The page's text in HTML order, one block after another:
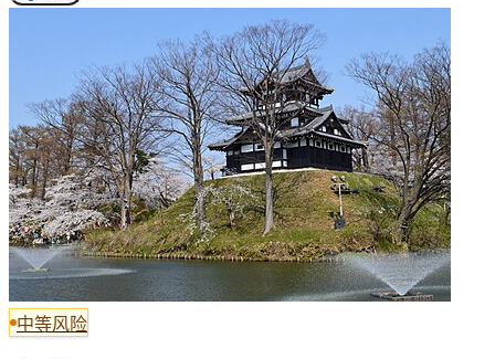
中等风险